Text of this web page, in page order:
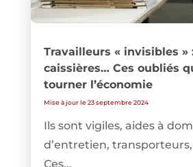
Travailleurs « invisibles »
caissières… Ces oubliés
tourner l’économie
Mise à jour le 23 septembre 2024
Ils sont vigiles, aides à
d’entretien,
Ces...